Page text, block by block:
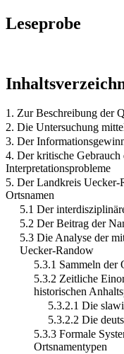
Leseprobe
1. Zur Beschreibung der
2. Die Untersuchung
3. Der
4. Der kritische Gebrauch
Interpretationsprobleme
5. Der Landkreis Uecker-
Ortsnamen
5.1 Der
5.2 Der Beitrag der
5.3 Die Analyse der
Uecker-Randow
5.3.1 Sammeln der
5.3.2 Zeitliche
historischen
5.3.2.1 Die
5.3.2.2 Die
5.3.3 Formale
Ortsnamentypen